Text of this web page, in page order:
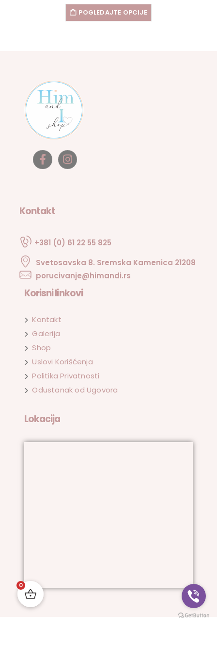
POGLEDAJTE OPCIJE
Kontakt
+381 (0) 61 22 55 825
Svetosavska 8. Sremska Kamenica 21208
porucivanje@himandi.rs
Korisni linkovi
Kontakt
Galerija
Shop
Uslovi Korišćenja
Politika Privatnosti
Odustanak od Ugovora
Lokacija
0